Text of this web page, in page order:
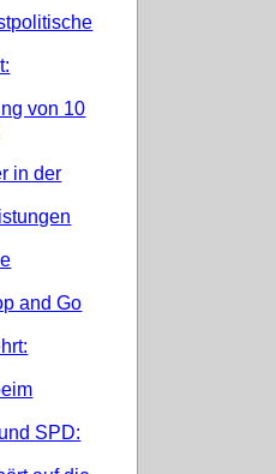
von 10
in der
and Go
SPD: